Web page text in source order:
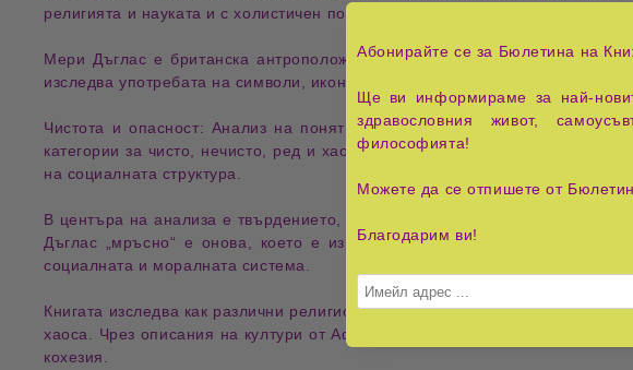
религията и науката и с холистичен подход към класифицирането Дъглас
Мери Дъглас е британска антроположка. Кариерата ѝ започва с полева
изследва употребата на символи , икономическото поведение и
Чистота и опасност: Анализ на понятията за омърсяване и табуе
категории за чисто нечисто ред и хаос . Авторката показва, че идеите за
на социалната структура.
В центъра на анализа е твърдението, че
Дъглас „мръсно“ е онова, което е извън мястото си, което нарушава
социалната и моралната система.
Книгата изследва как различни религиозни и традиционни общества
хаоса. Чрез описания на култури от Африка, Азия и Близкия Изток Дъглас
кохезия
Абонирайте се за Бюлетина на
Ще ви информираме за най-
здравословния живот,
философията!
Можете да се отпишете от
Благодарим ви!